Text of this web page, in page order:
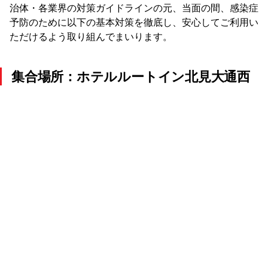
治体・各業界の対策ガイドラインの元、当面の間、感染症
予防のために以下の基本対策を徹底し、安心してご利用い
ただけるよう取り組んでまいります。
集合場所：ホテルルートイン北見大通西